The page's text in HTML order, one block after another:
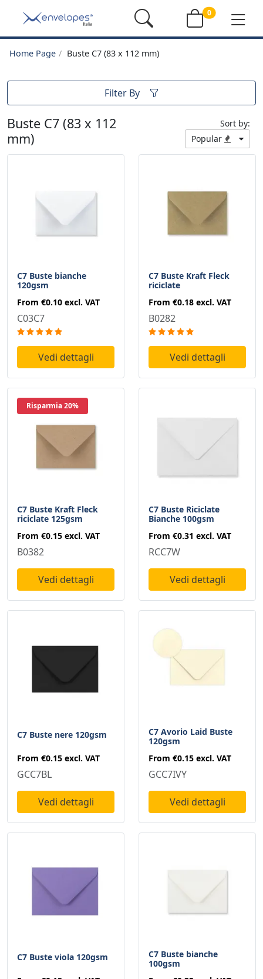
0
Home Page Buste C7 (83 x 112 mm)
Filter By
Buste C7 (83 x 112
mm)
Sort by:
Popular
C7 Buste bianche
120gsm
From €0.10 excl. VAT
C03C7
Vedi dettagli
C7 Buste Kraft Fleck
riciclate
From €0.18 excl. VAT
B0282
Vedi dettagli
Risparmia 20%
C7 Buste Kraft Fleck
riciclate 125gsm
From €0.15 excl. VAT
B0382
Vedi dettagli
C7 Buste Riciclate
Bianche 100gsm
From €0.31 excl. VAT
RCC7W
Vedi dettagli
C7 Buste nere 120gsm
From €0.15 excl. VAT
GCC7BL
Vedi dettagli
C7 Avorio Laid Buste
120gsm
From €0.15 excl. VAT
GCC7IVY
Vedi dettagli
C7 Buste viola 120gsm
C7 Buste bianche
100gsm